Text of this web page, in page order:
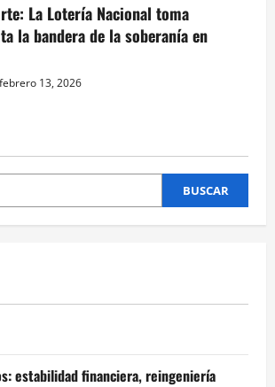
La Lotería Nacional toma
la bandera de la soberanía en
febrero 13, 2026
BUSCAR
estabilidad financiera, reingeniería